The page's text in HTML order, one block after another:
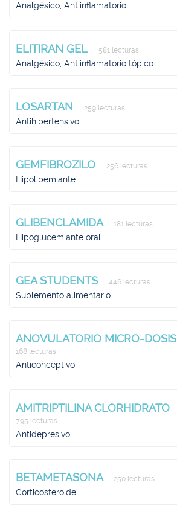
Analgésico, Antiinflamatorio
ELITIRAN GEL 581 lecturas
Analgésico, Antiinflamatorio tópico
LOSARTAN 259 lecturas
Antihipertensivo
GEMFIBROZILO 256 lecturas
Hipolipemiante
GLIBENCLAMIDA 181 lecturas
Hipoglucemiante oral
GEA STUDENTS 446 lecturas
Suplemento alimentario
ANOVULATORIO MICRO-DOSIS
168 lecturas
Anticonceptivo
AMITRIPTILINA CLORHIDRATO
795 lecturas
Antidepresivo
BETAMETASONA 250 lecturas
Corticosteroide